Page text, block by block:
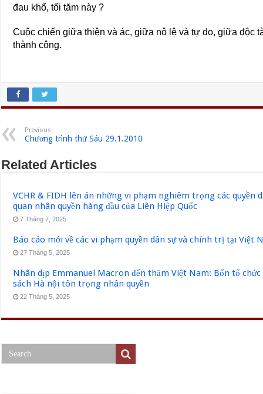
đau khổ, tối tăm này ?
Cuộc chiến giữa thiện và ác, giữa nô lệ và tự do, giữa độc
thành công.
Previous
Chương trình thứ Sáu 29.1.2010
Related Articles
VCHR & FIDH lên án những vi phạm nghiêm trọng các quyền
quan nhân quyền hàng đầu của Liên Hiệp Quốc
7 Tháng 7, 2025
Báo cáo mới về các vi phạm quyền dân sự và chính trị tại Việt
27 Tháng 5, 2025
Nhân dịp Emmanuel Macron đến thăm Việt Nam: Bốn tổ
sách Hà nội tôn trọng nhân quyền
22 Tháng 5, 2025